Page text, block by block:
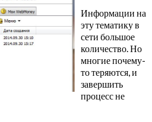
Информации на
эту тематику в
сети большое
количество. Но
многие почему-
то теряются, и
завершить
процесс не